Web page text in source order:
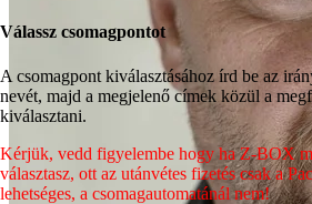
Válassz csomagpontot
A csomagpont kiválasztásához írd be az
nevét, majd a megjelenő címek közül a
kiválasztani.
Kérjük, vedd figyelembe hogy ha Z-BOX
választasz, ott az utánvétes fizetés csak a
lehetséges, a csomagautomatánál nem!